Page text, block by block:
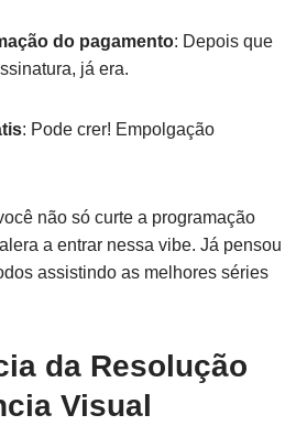
do pagamento: Depois que
já era.
: Pode crer! Empolgação
não só curte a programação
a entrar nessa vibe. Já pensou
assistindo as melhores séries
da Resolução
Visual